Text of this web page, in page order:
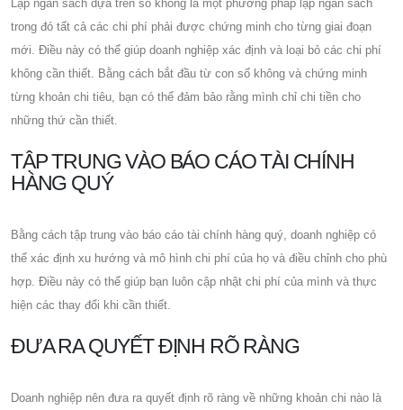
Lập ngân sách dựa trên số không là một phương pháp lập ngân sách
trong đó tất cả các chi phí phải được chứng minh cho từng giai đoạn
mới. Điều này có thể giúp doanh nghiệp xác định và loại bỏ các chi phí
không cần thiết. Bằng cách bắt đầu từ con số không và chứng minh
từng khoản chi tiêu, bạn có thể đảm bảo rằng mình chỉ chi tiền cho
những thứ cần thiết.
TẬP TRUNG VÀO BÁO CÁO TÀI CHÍNH
HÀNG QUÝ
Bằng cách tập trung vào báo cáo tài chính hàng quý, doanh nghiệp có
thể xác định xu hướng và mô hình chi phí của họ và điều chỉnh cho phù
hợp. Điều này có thể giúp bạn luôn cập nhật chi phí của mình và thực
hiện các thay đổi khi cần thiết.
ĐƯA RA QUYẾT ĐỊNH RÕ RÀNG
Doanh nghiệp nên đưa ra quyết định rõ ràng về những khoản chi nào là